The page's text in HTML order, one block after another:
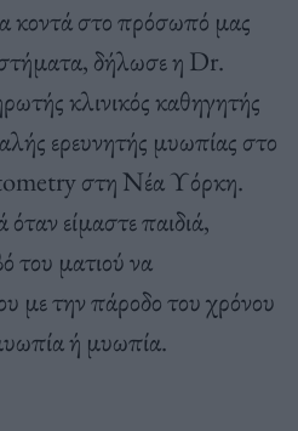
κοντά στο πρόσωπό μας
δήλωσε η Dr.
κλινικός καθηγητής
ερευνητής μυωπίας στο
στη Νέα Υόρκη.
είμαστε παιδιά,
του ματιού να
με την πάροδο του χρόνου
ή μυωπία.